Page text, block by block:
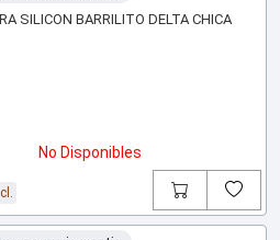
SILICON BARRILITO DELTA CHICA
No Disponibles